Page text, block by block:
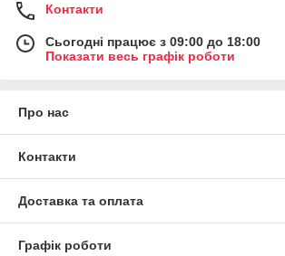
Контакти
Сьогодні працює з 09:00 до 18:00
Показати весь графік роботи
Про нас
Контакти
Доставка та оплата
Графік роботи